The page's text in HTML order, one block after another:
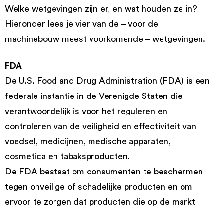
Welke wetgevingen zijn er, en wat houden ze in?
Hieronder lees je vier van de – voor de
machinebouw meest voorkomende – wetgevingen.
FDA
De U.S. Food and Drug Administration (FDA) is een
federale instantie in de Verenigde Staten die
verantwoordelijk is voor het reguleren en
controleren van de veiligheid en effectiviteit van
voedsel, medicijnen, medische apparaten,
cosmetica en tabaksproducten.
De FDA bestaat om consumenten te beschermen
tegen onveilige of schadelijke producten en om
ervoor te zorgen dat producten die op de markt